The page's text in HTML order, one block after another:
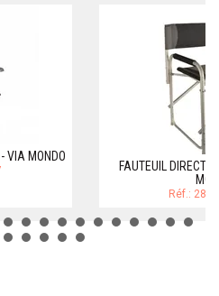
VIA MONDO
FAUTEUIL
Réf.: